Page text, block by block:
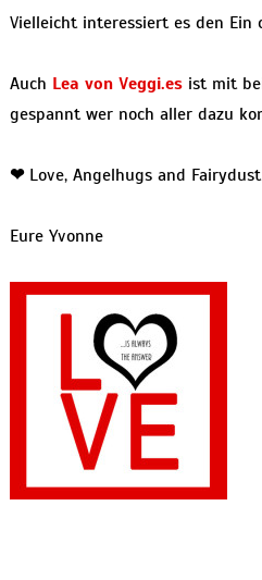
Vielleicht interessiert es den Ein
Auch Lea von Veggi.esist mit
gespannt wer noch aller dazu
❤ Love, Angelhugs and Fairydust
Eure Yvonne